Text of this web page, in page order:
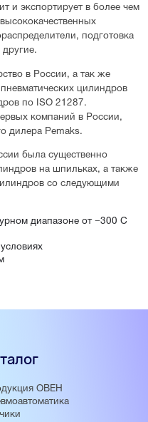
и экспортирует в более чем
подготовка
в России, а так же
цилиндров
по ISO 21287.
компаний в России,
дилера Pemaks.
была существенно
на шпильках, а также
со следующими
диапазоне от −300 С
ОВЕН